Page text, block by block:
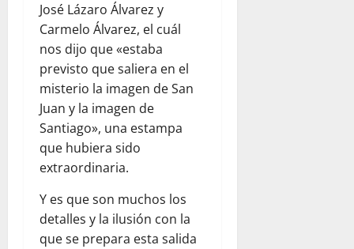
José Lázaro Álvarez y
Carmelo Álvarez, el cuál
nos dijo que «estaba
previsto que saliera en el
misterio la imagen de San
Juan y la imagen de
Santiago», una estampa
que hubiera sido
extraordinaria.
Y es que son muchos los
detalles y la ilusión con la
que se prepara esta salida